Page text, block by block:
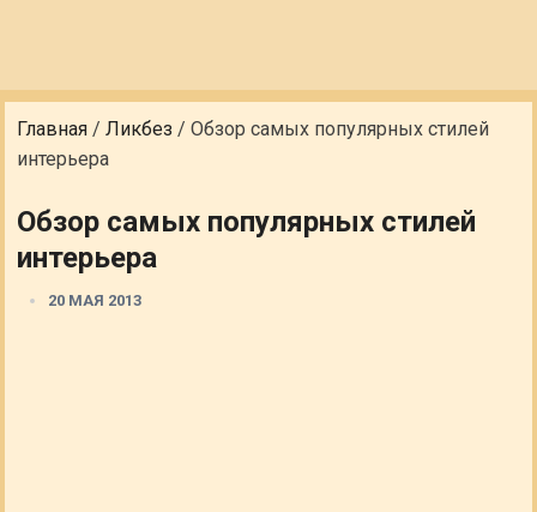
Главная /Ликбез /Обзор самых популярных стилей
интерьера
Обзор самых популярных стилей
интерьера
20 МАЯ 2013